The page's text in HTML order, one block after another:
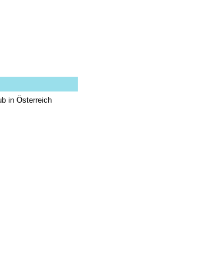
in Österreich